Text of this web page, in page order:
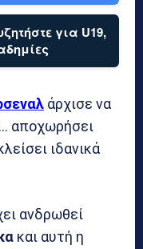
για U19,
άρχισε να
αποχωρήσει
ιδανικά
ανδρωθεί
και αυτή η